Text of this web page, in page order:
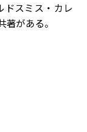
スミス・カレ
がある。